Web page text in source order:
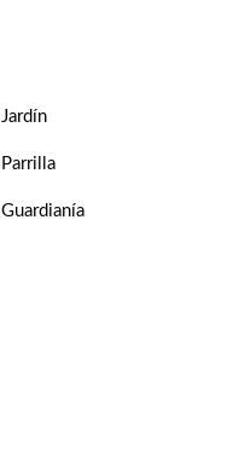
Jardín
Parrilla
Guardianía